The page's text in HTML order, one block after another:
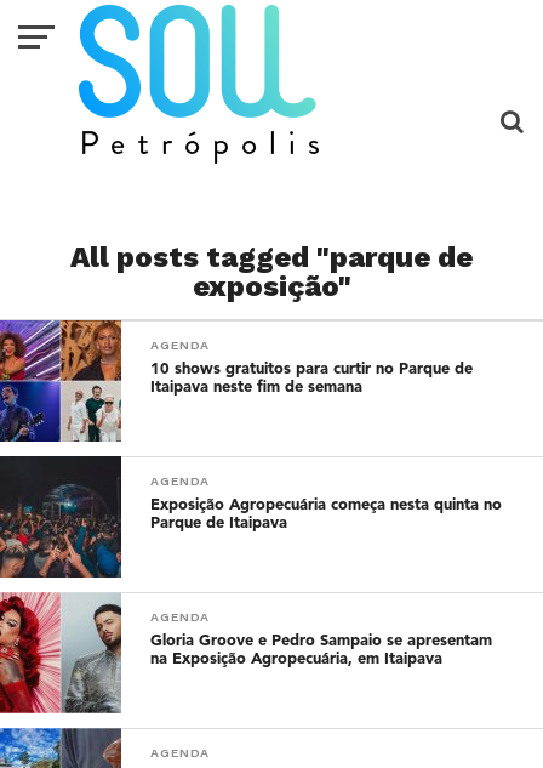
All posts tagged "parque de
exposição"
AGENDA
10 shows gratuitos para curtir no Parque de
Itaipava neste fim de semana
AGENDA
Exposição Agropecuária começa nesta quinta no
Parque de Itaipava
AGENDA
Gloria Groove e Pedro Sampaio se apresentam
na Exposição Agropecuária, em Itaipava
AGENDA